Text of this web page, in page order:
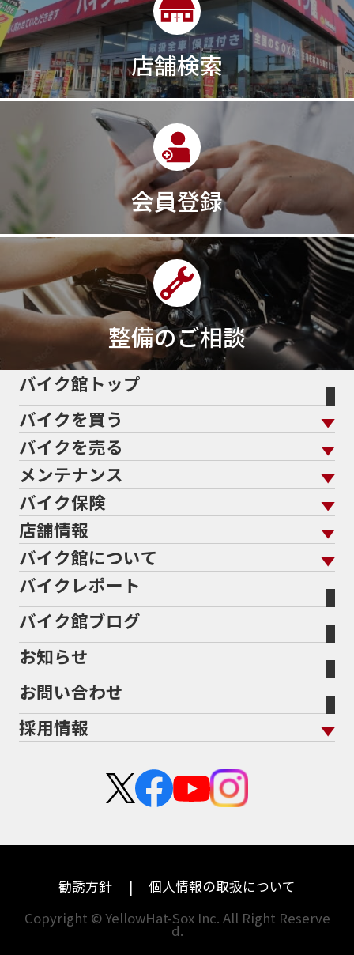
店舗検索
会員登録
整備のご相談
バイク館トップ
バイクを買う
バイクを買う トップ
バイクを探す
メーカーから探す
色から探す
スタイルから探す
排気量から探す
地域から探す
走行距離から探す
中古車から探す
バイクを売る
バイクを売る トップ
バイク館買取の強み
バイクを高く売るコツ
バイク買取の流れ
全国展開の強み
よくあるご質問
バイク買取強化車両
メーカー別買取相場・
ヤマハ
ホンダ
スズキ
ハーレーダビッドソン
ドゥカティ
トライアンフ
アプリリア
KTM
モトグッツイ
MVアグスタ
他海外ﾒｰｶｰ
メンテナンス
メンテナンス トップ
バイク点検
バイク車検
Bikeep
プロテクションフィルム
バイク保険
バイク保険 トップ
自賠責保険
任意保険
バイク保険無料見積り（現在未加入の方）
バイク保険無料見積り（他社でご加入の方）
盗難保険
店舗情報
店舗情報 トップ
北海道
宮城
福島
茨城
栃木
兵庫
バイク館について
バイク館について トップ
バイク館が選ばれる理由
会社概要
沿革
二輪公正取引協議会加盟店
バイクレポート
バイク館ブログ
お知らせ
お問い合わせ
採用情報
中途採用・アルバイト
勧誘方針
個人情報の取扱について
Copyright © YellowHat-Sox Inc. All Right Reserve
d.